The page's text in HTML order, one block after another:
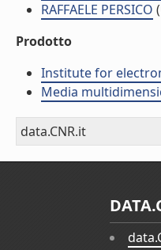
RAFFAELE PERSICO
Prodotto
Institute for
Media
data.CNR.it